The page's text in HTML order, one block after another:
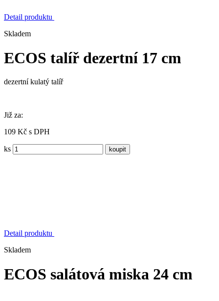
Detail produktu
Skladem
ECOS talíř dezertní 17 cm
dezertní kulatý talíř
Již za:
109 Kč s DPH
ks
Detail produktu
Skladem
ECOS salátová miska 24 cm